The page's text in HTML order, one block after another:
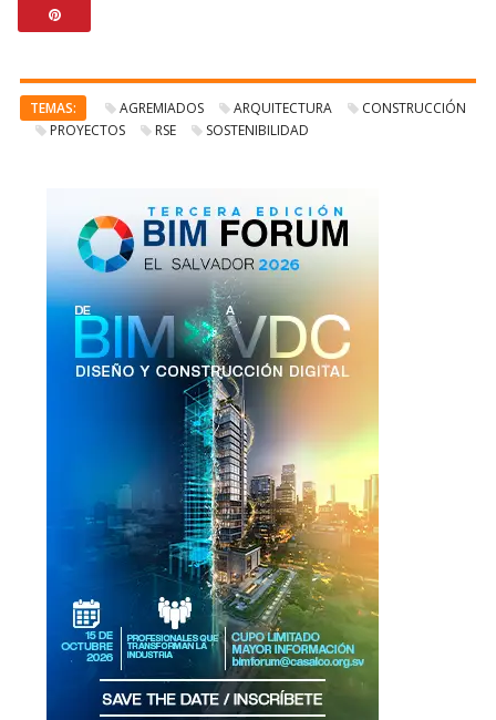
TEMAS: AGREMIADOS ARQUITECTURA
CONSTRUCCIÓN
PROYECTOS
RSE SOSTENIBILIDAD